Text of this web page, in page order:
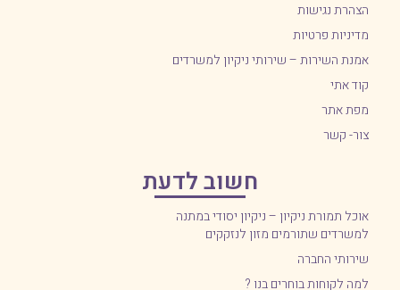
הצהרת נגישות
מדיניות פרטיות
אמנת השירות – שירותי ניקיון למשרדים
קוד אתי
מפת אתר
צור- קשר
חשוב לדעת
אוכל תמורת ניקיון – ניקיון יסודי במתנה
למשרדים שתורמים מזון לנזקקים
שירותי החברה
למה לקוחות בוחרים בנו ?